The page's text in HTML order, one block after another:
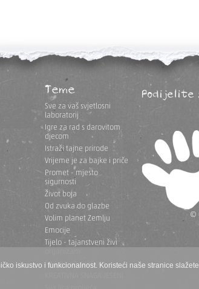
iskustvo i funkcionalnost. Koristeći naše stranice
Teme
Sve za vaš svjetlosni
laboratorij
Igre za rad s darovitom
djecom
Istraži tajne prirode
Vrijeme je za bajke i priče
Promet - mjesto
sigurnosti
Život boja
Od zvuka do glazbe
Volim planet Zemlju
Emocije
Tijelo - tajanstveni živi
Igra na otvorenom
Podijelite
©